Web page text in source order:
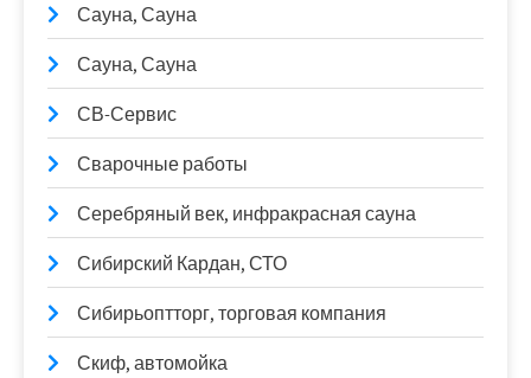
Сауна, Сауна
Сауна, Сауна
СВ-Сервис
Сварочные работы
Серебряный век, инфракрасная сауна
Сибирский Кардан, СТО
Сибирьоптторг, торговая компания
Скиф, автомойка